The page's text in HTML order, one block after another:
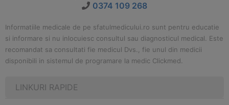
0374 109 268
Informatiile medicale de pe sfatulmedicului.ro sunt pentru educatie
si informare si nu inlocuiesc consultul sau diagnosticul medical. Este
recomandat sa consultati fie medicul Dvs., fie unul din medicii
disponibili in sistemul de programare la medic Clickmed.
LINKURI RAPIDE